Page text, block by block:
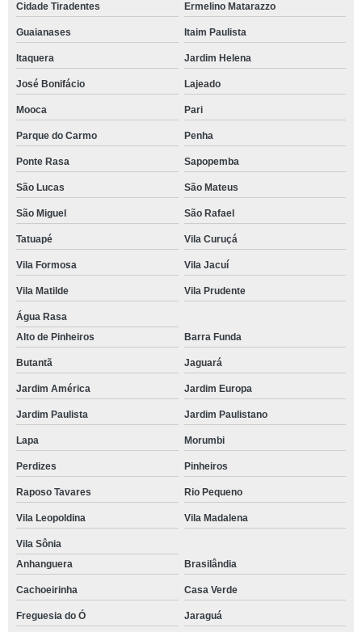
Cidade Tiradentes Ermelino Matarazzo
Guaianases Itaim Paulista
Itaquera Jardim Helena
José Bonifácio Lajeado
Mooca Pari
Parque do Carmo Penha
Ponte Rasa Sapopemba
São Lucas São Mateus
São Miguel São Rafael
Tatuapé Vila Curuçá
Vila Formosa Vila Jacuí
Vila Matilde Vila Prudente
Água Rasa
Alto de Pinheiros
Barra Funda
Butantã Jaguará
Jardim América Jardim Europa
Jardim Paulista Jardim Paulistano
Lapa Morumbi
Perdizes Pinheiros
Raposo Tavares Rio Pequeno
Vila Leopoldina Vila Madalena
Vila Sônia
Anhanguera
Brasilândia
Cachoeirinha Casa Verde
Freguesia do Ó Jaraguá